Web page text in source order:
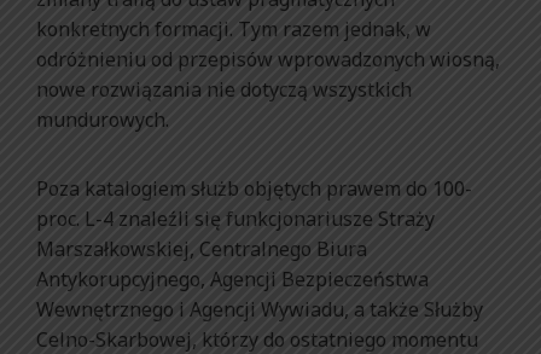
konkretnych formacji. Tym razem jednak, w
odróżnieniu od przepisów wprowadzonych wiosną,
nowe rozwiązania nie dotyczą wszystkich
mundurowych.
Poza katalogiem służb objętych prawem do 100-
proc. L-4 znaleźli się funkcjonariusze Straży
Marszałkowskiej, Centralnego Biura
Antykorupcyjnego, Agencji Bezpieczeństwa
Wewnętrznego i Agencji Wywiadu, a także Służby
Celno-Skarbowej, którzy do ostatniego momentu